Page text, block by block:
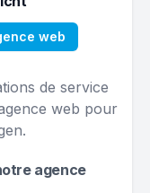
web
de service
web pour
agence